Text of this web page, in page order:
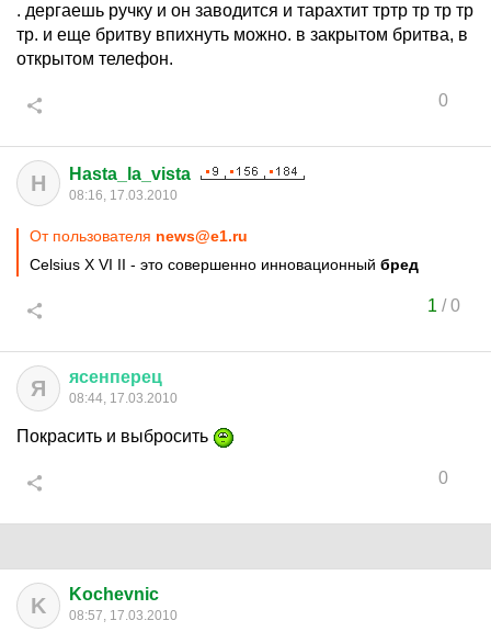
. дергаешь ручку и он заводится и тарахтит тртр тр тр тр
тр. и еще бритву впихнуть можно. в закрытом бритва, в
открытом телефон.
0
H Hasta_la_vista
08:16, 17.03.2010
От пользователя news@e1.ru
Celsius X VI II - это совершенно инновационный бред
1 /0
Я ясенперец
08:44, 17.03.2010
Покрасить и выбросить
0
K Kochevnic
08:57, 17.03.2010